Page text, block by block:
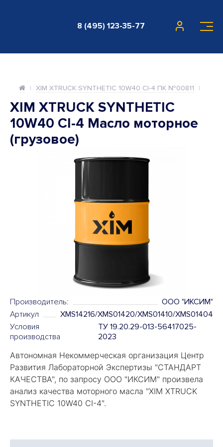
8 (495) 123-35-77
XIM XTRUCK SYNTHETIC 10W40 CI-4 ПК №00811
XIM XTRUCK SYNTHETIC
10W40 CI-4 Масло моторное
(грузовое)
Производитель:
OOO "ИКСИМ"
Артикул
XMS14216/XMS01420/XMS01410/XMS01404
Условия
производства
ТУ 19.20.29-013-56417025-
2023
Автономная Некоммерческая организация Центр
Развития Лабораторной Экспертизы "СТАНДАРТ
КАЧЕСТВА", по запросу ООО "ИКСИМ" произвела
анализ качества моторного масла "XIM XTRUCK
SYNTHETIC 10W40 CI-4".